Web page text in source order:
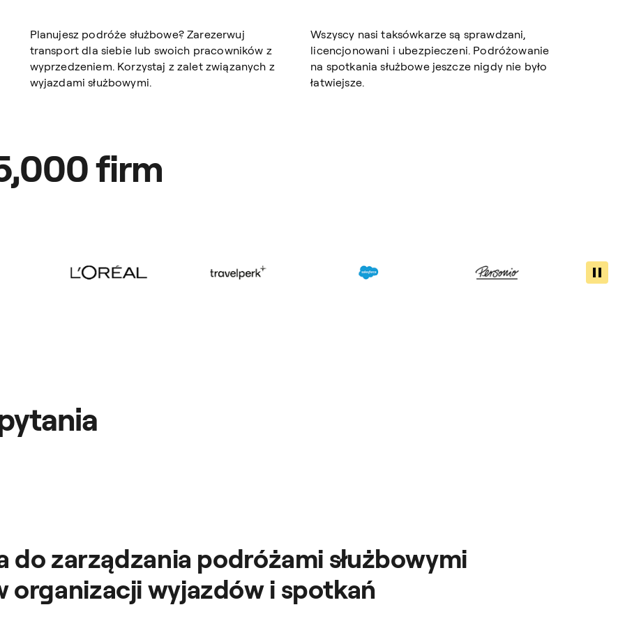
Planujesz podróże służbowe? Zarezerwuj
transport dla siebie lub swoich pracowników z
wyprzedzeniem. Korzystaj z zalet związanych z
wyjazdami służbowymi.
Wszyscy nasi taksówkarze są sprawdzani,
licencjonowani i ubezpieczeni. Podróżowanie
na spotkania służbowe jeszcze nigdy nie było
łatwiejsze.
firm
do zarządzania podróżami służbowymi
organizacji wyjazdów i spotkań